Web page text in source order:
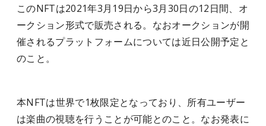
このNFTは2021年3月19日から3月30日の12日間、オ
ークション形式で販売される。なおオークションが開
催されるプラットフォームについては近日公開予定と
のこと。
本NFTは世界で1枚限定となっており、所有ユーザー
は楽曲の視聴を行うことが可能とのこと。なお発表に